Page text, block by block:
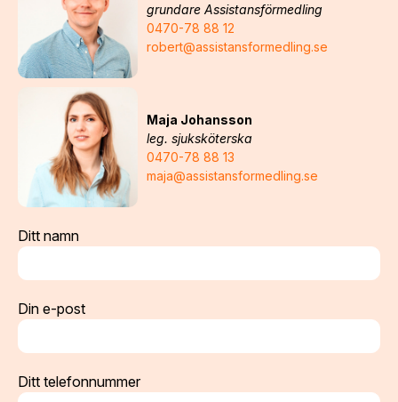
grundare Assistansförmedling
0470-78 88 12
robert@assistansformedling.se
Maja Johansson
leg. sjuksköterska
0470-78 88 13
maja@assistansformedling.se
Ditt namn
Din e-post
Ditt telefonnummer